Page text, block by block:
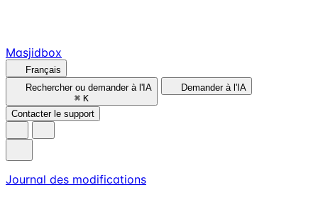
Masjidbox
Français
Rechercher ou demander à l'IA
⌘ K
Demander à l'IA
Contacter le support
Journal des modifications